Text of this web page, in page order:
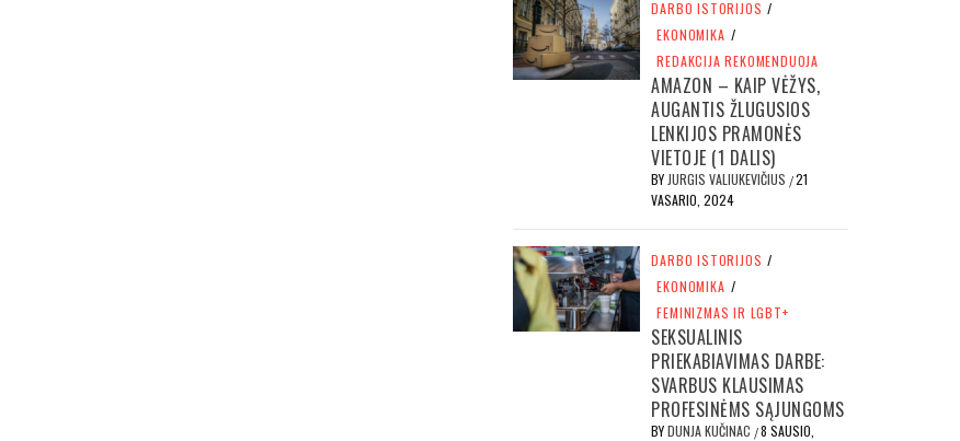
DARBO ISTORIJOS /
EKONOMIKA /
REDAKCIJA REKOMENDUOJA
AMAZON – KAIP VĖŽYS,
AUGANTIS ŽLUGUSIOS
LENKIJOS PRAMONĖS
VIETOJE (1 DALIS)
BY JURGIS VALIUKEVIČIUS /21
VASARIO, 2024
DARBO ISTORIJOS /
EKONOMIKA /
FEMINIZMAS IR LGBT+
SEKSUALINIS
PRIEKABIAVIMAS DARBE:
SVARBUS KLAUSIMAS
PROFESINĖMS SĄJUNGOMS
BYDUNJA KUČINAC /8 SAUSIO,